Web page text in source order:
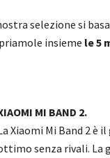
selezione si
insieme le 5
MI BAND 2.
Xiaomi Mi Band 2 è
senza rivali. La